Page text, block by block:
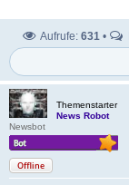
Aufrufe: 631 •
Themenstarter
News Robot
Newsbot
Offline